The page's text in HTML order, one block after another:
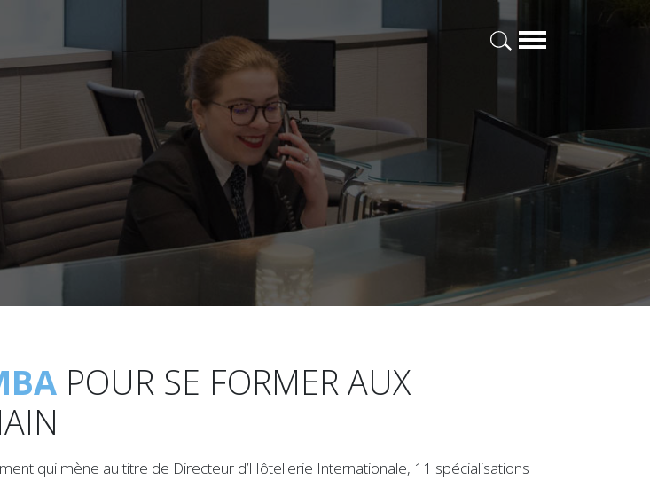
POUR SE FORMER AUX
qui mène au titre de Directeur d’Hôtellerie Internationale, 11 spécialisations